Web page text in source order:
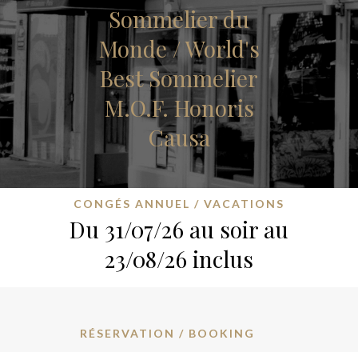
Sommelier du
Monde / World's
Best Sommelier
M.O.F. Honoris
Causa
CONGÉS ANNUEL / VACATIONS
Du 31/07/26 au soir au
23/08/26 inclus
RÉSERVATION / BOOKING